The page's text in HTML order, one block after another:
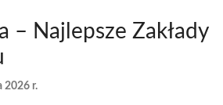
– Najlepsze Zakłady
2026 r.